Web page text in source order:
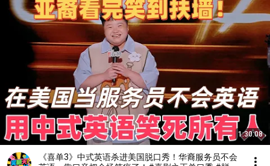
1:30:08
《喜单3》中式英语杀进美国脱口秀！华裔服务员不会